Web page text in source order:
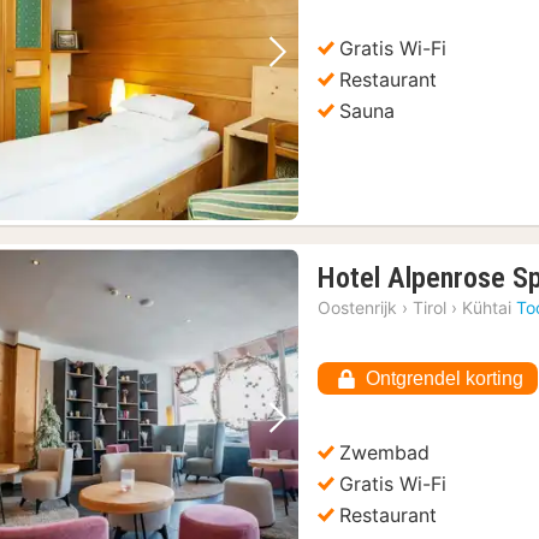
Vorige foto Volgende foto
Gratis Wi-Fi
Restaurant
Sauna
Vorige foto Volgende foto
Hotel Alpenrose
Oostenrijk › Tirol › Kühtai
Ontgrendel korting
Zwembad
Gratis Wi-Fi
Restaurant